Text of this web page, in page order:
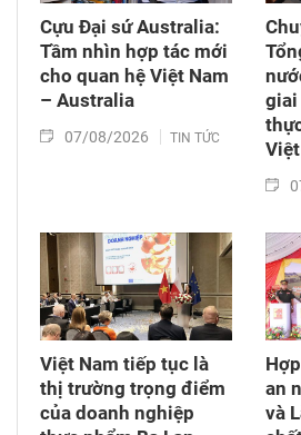
luận ở tổ về 3 dự án Luật trên.
Cựu Đại sứ Australia:
Tầm nhìn hợp tác mới
cho quan hệ Việt Nam
– Australia
07/08/2026 TIN TỨC
giai
Việt Nam tiếp tục là
thị trường trọng điểm
của doanh nghiệp
an
và